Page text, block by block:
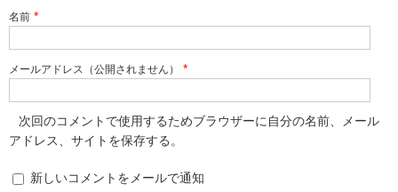
名前 *
メールアドレス（公開されません） *
次回のコメントで使用するためブラウザーに自分の名前、メール
アドレス、サイトを保存する。
新しいコメントをメールで通知